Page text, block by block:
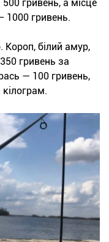
гривень, а місце
1000 гривень.
білий амур,
гривень за
— 100 гривень,